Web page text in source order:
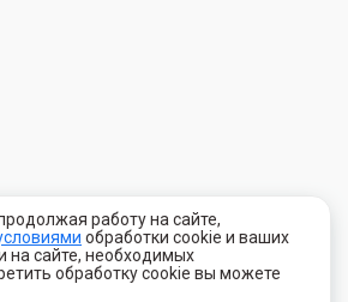
работу на сайте,
обработки cookie и ваших
на сайте, необходимых
обработку cookie вы можете